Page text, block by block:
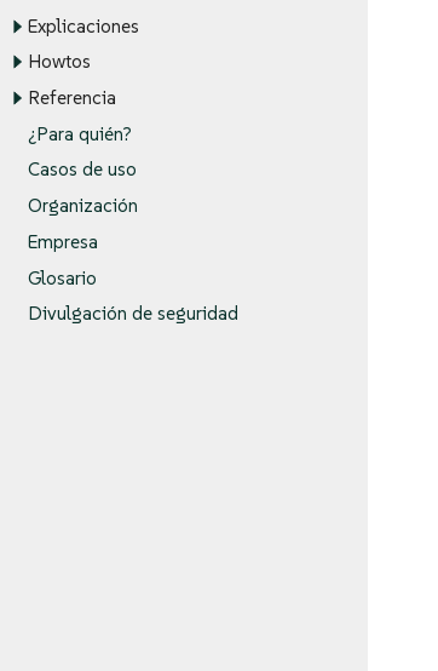
Explicaciones
Howtos
Referencia
¿Para quién?
Casos de uso
Organización
Empresa
Glosario
Divulgación de seguridad